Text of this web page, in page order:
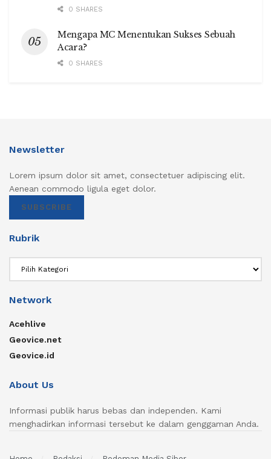
0 SHARES
Mengapa MC Menentukan Sukses Sebuah
Acara?
0 SHARES
Newsletter
Lorem ipsum dolor sit amet, consectetuer adipiscing elit.
Aenean commodo ligula eget dolor.
SUBSCRIBE
Rubrik
Network
Acehlive
Geovice.net
Geovice.id
About Us
Informasi publik harus bebas dan independen. Kami
menghadirkan informasi tersebut ke dalam genggaman Anda.